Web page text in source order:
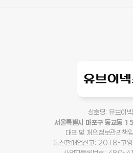
상호명: 유브이
서울특별시 마포구 동교동
대표 및 개인정보관리책
통신판매업신고: 2018-고